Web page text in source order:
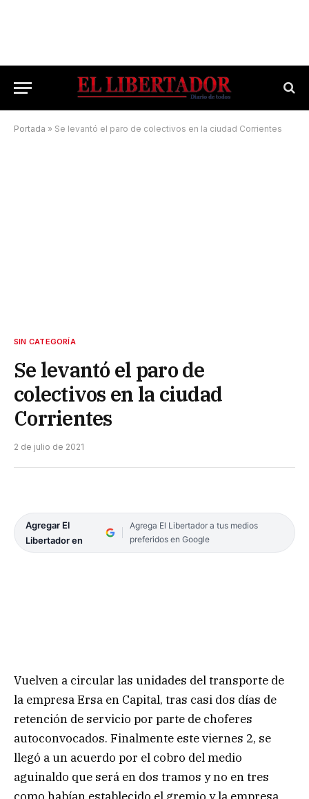
Portada » Se levantó el paro de colectivos en la ciudad Corrientes
SIN CATEGORÍA
Se levantó el paro de
colectivos en la ciudad
Corrientes
2 de julio de 2021
Agregar El
Libertador en
Agrega El Libertador a tus medios
preferidos en Google
Vuelven a circular las unidades del transporte de
la empresa Ersa en Capital, tras casi dos días de
retención de servicio por parte de choferes
autoconvocados. Finalmente este viernes 2, se
llegó a un acuerdo por el cobro del medio
aguinaldo que será en dos tramos y no en tres